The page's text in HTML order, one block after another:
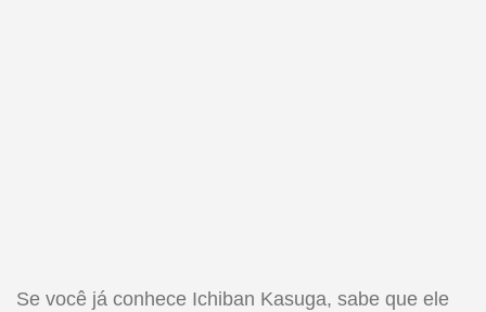
Se você já conhece Ichiban Kasuga, sabe que ele